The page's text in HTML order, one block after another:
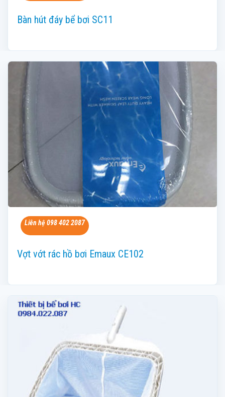
Bàn hút đáy bể bơi SC11
Liên hệ 098 402 2087
Vợt vớt rác hồ bơi Emaux CE102